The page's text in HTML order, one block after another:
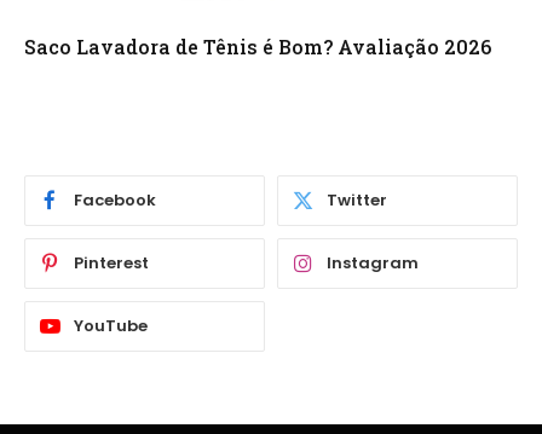
Saco Lavadora de Tênis é Bom? Avaliação 2026
Facebook Twitter
Pinterest Instagram
YouTube